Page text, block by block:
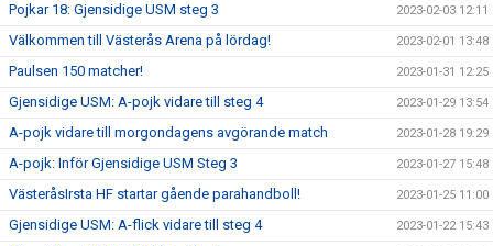
Pojkar 18: Gjensidige USM steg 3 2023-02-03 12:11
Välkommen till Västerås Arena på lördag! 2023-02-01 13:48
Paulsen 150 matcher! 2023-01-31 12:25
Gjensidige USM: A-pojk vidare till steg 4 2023-01-29 13:54
A-pojk vidare till morgondagens avgörande match 2023-01-28 19:29
A-pojk: Inför Gjensidige USM Steg 3 2023-01-27 15:48
VästeråsIrsta HF startar gående parahandboll! 2023-01-25 11:00
Gjensidige USM: A-flick vidare till steg 4 2023-01-22 15:43